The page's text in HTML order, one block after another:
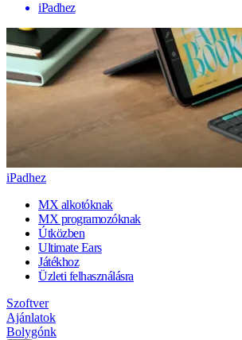
iPadhez
iPadhez
MX alkotóknak
MX programozóknak
Útközben
Ultimate Ears
Játékhoz
Üzleti felhasználásra
Szoftver
Ajánlatok
Bolygónk